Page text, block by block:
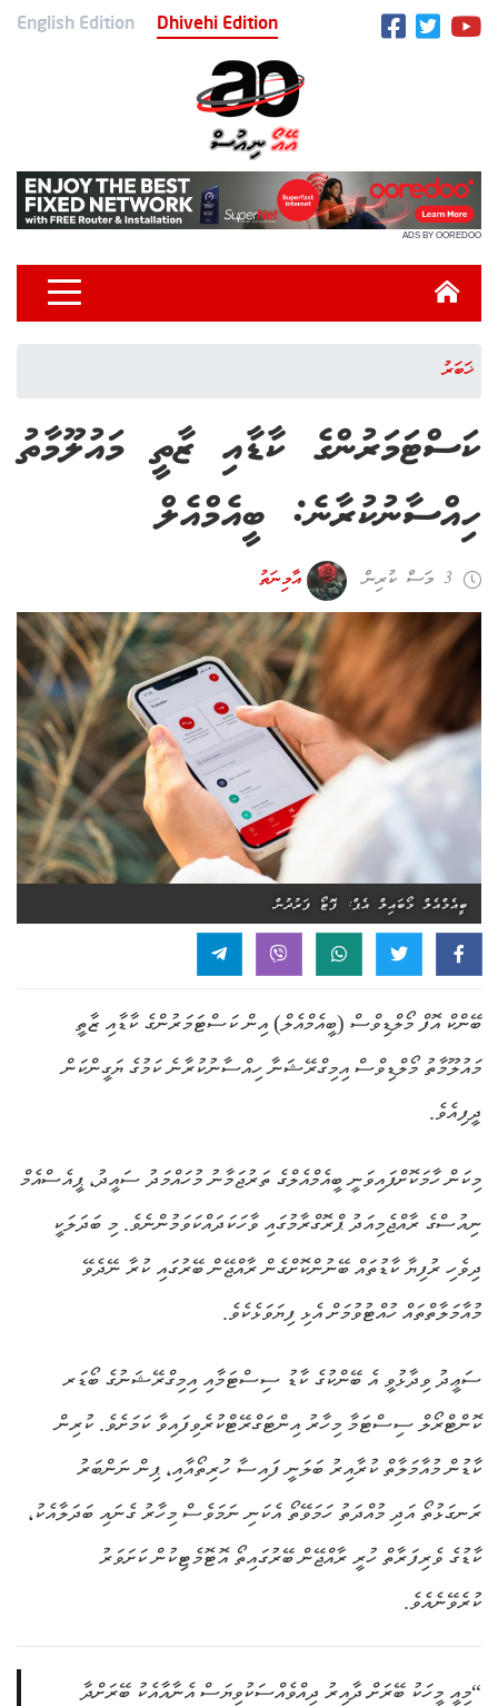
English Edition Dhivehi Edition
ADS BY OOREDOO
ޚަބަރު
ކަސްޓަމަރުންގެ ކާޑާއި ޒާތީ މައުލޫމާތު
ހިއްސާނުކުރާނެ: ބީއެމްއެލް
3 މަސް ކުރިން އާމިނަތު
ބީއެމްއެލް މޯބައިލް އެޕް: ފޮޓޯ ފަރުދުން
ބޭންކް އޮފް މޯލްޑިވްސް (ބީއެމްއެލް) އިން ކަސްޓަމަރުންގެ ކާޑާއި ޒާތީ
މައުލޫމާތު މޯލްޑިވްސް އިމިގްރޭޝަނާ ހިއްސާނުކުރާނެ ކަމުގެ ޔަގީންކަން
ދީފިއެވެ.
މިކަން ހާމަކޮށްފައިވަނީ ބީއެމްއެލްގެ ތަރުޖަމާނު މުހައްމަދު ސައީދު، ޕީއެސްއެމް
ނިއުސްގެ ރާއްޖެމިއަދު ޕްރޮގްރާމުގައި ވާހަކަދައްކަވަމުންނެވެ. މި ބަދަލަކީ
ދިވެހި ރުފިޔާ ކާޑުތައް ބޭނުންކޮށްގެން ރާއްޖޭން ބޭރުގައި ކުރާ ނޭދެވޭ
މުއާމަލާތްތައް ހުއްޓުވުމަށް އެޅި ފިޔަވަޅެކެވެ.
ސަޢީދު ވިދާޅުވީ އެ ބޭންކުގެ ކާޑު ސިސްޓަމާއި އިމިގްރޭޝަނުގެ ބޯޑަރ
ކޮންޓްރޯލް ސިސްޓަމާ މިހާރު އިންޓަގްރޭޓްކުރެވިފައިވާ ކަމަށެވެ. ކުރިން
ކާޑުން މުއާމަލާތް ކުރާއިރު ބަލަނީ ފައިސާ ހުރިތޯއާއި، ޕިން ނަންބަރު
ރަނގަޅުތޯ އަދި މުއްދަތު ހަމަވޭތޯ އެކަނި ނަމަވެސް މިހާރު ގެނައި ބަދަލާއެކު،
ކާޑުގެ ވެރިފަރާތް ހުރީ ރާއްޖޭން ބޭރުގައިތޯ އޮޓޮމެޓިކުން ކަށަވަރު
ކުރެވޭނެއެވެ.
“މިއީ މީހަކު ބޭރަށް ދާއިރު ދިއްވެއްސަކުވިޔަސް އެނާއާއެކު ބޭރަށްދާ